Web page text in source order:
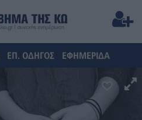
ΕΠ. ΟΔΗΓΟΣ ΕΦΗΜΕΡΙΔΑ